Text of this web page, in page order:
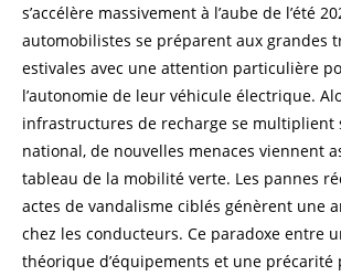
s’accélère massivement à l’aube de l’été
automobilistes se préparent aux grandes
estivales avec une attention particulière
l’autonomie de leur véhicule électrique.
infrastructures de recharge se
national, de nouvelles menaces viennent
tableau de la mobilité verte. Les pannes
actes de vandalisme ciblés génèrent une
chez les conducteurs. Ce paradoxe entre
théorique d’équipements et une